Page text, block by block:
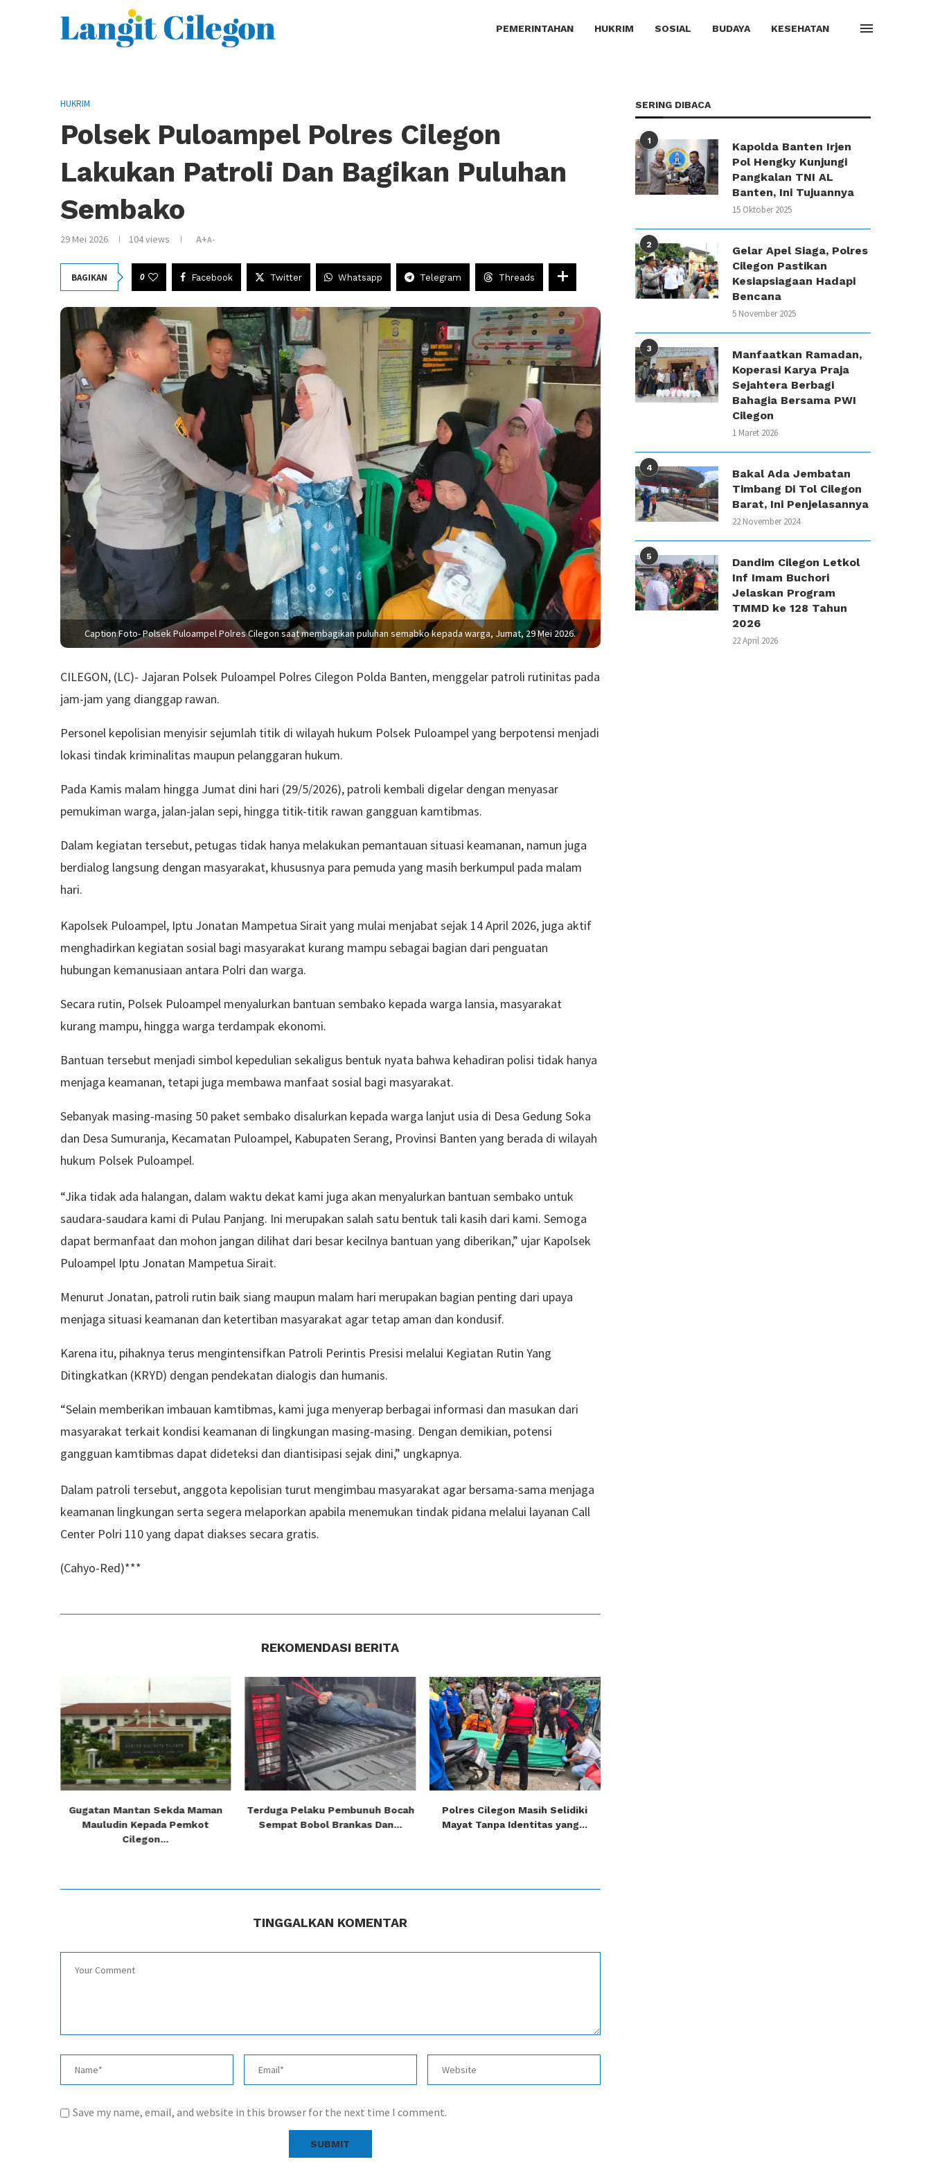
PEMERINTAHAN HUKRIM SOSIAL BUDAYA KESEHATAN
HUKRIM
Polsek Puloampel Polres Cilegon
Lakukan Patroli Dan Bagikan Puluhan
Sembako
29 Mei 2026 104views A+A-
BAGIKAN 0 Facebook Twitter Whatsapp Telegram Threads
Caption Foto- Polsek Puloampel Polres Cilegon saat membagikan puluhan semabko kepada warga, Jumat, 29 Mei 2026.
CILEGON, (LC)- Jajaran Polsek Puloampel Polres Cilegon Polda Banten, menggelar patroli rutinitas pada
jam-jam yang dianggap rawan.
Personel kepolisian menyisir sejumlah titik di wilayah hukum Polsek Puloampel yang berpotensi menjadi
lokasi tindak kriminalitas maupun pelanggaran hukum.
Pada Kamis malam hingga Jumat dini hari (29/5/2026), patroli kembali digelar dengan menyasar
pemukiman warga, jalan-jalan sepi, hingga titik-titik rawan gangguan kamtibmas.
Dalam kegiatan tersebut, petugas tidak hanya melakukan pemantauan situasi keamanan, namun juga
berdialog langsung dengan masyarakat, khususnya para pemuda yang masih berkumpul pada malam
hari.
Kapolsek Puloampel, Iptu Jonatan Mampetua Sirait yang mulai menjabat sejak 14 April 2026, juga aktif
menghadirkan kegiatan sosial bagi masyarakat kurang mampu sebagai bagian dari penguatan
hubungan kemanusiaan antara Polri dan warga.
Secara rutin, Polsek Puloampel menyalurkan bantuan sembako kepada warga lansia, masyarakat
kurang mampu, hingga warga terdampak ekonomi.
Bantuan tersebut menjadi simbol kepedulian sekaligus bentuk nyata bahwa kehadiran polisi tidak hanya
menjaga keamanan, tetapi juga membawa manfaat sosial bagi masyarakat.
Sebanyak masing-masing 50 paket sembako disalurkan kepada warga lanjut usia di Desa Gedung Soka
dan Desa Sumuranja, Kecamatan Puloampel, Kabupaten Serang, Provinsi Banten yang berada di wilayah
hukum Polsek Puloampel.
“Jika tidak ada halangan, dalam waktu dekat kami juga akan menyalurkan bantuan sembako untuk
saudara-saudara kami di Pulau Panjang. Ini merupakan salah satu bentuk tali kasih dari kami. Semoga
dapat bermanfaat dan mohon jangan dilihat dari besar kecilnya bantuan yang diberikan,” ujar Kapolsek
Puloampel Iptu Jonatan Mampetua Sirait.
Menurut Jonatan, patroli rutin baik siang maupun malam hari merupakan bagian penting dari upaya
menjaga situasi keamanan dan ketertiban masyarakat agar tetap aman dan kondusif.
Karena itu, pihaknya terus mengintensifkan Patroli Perintis Presisi melalui Kegiatan Rutin Yang
Ditingkatkan (KRYD) dengan pendekatan dialogis dan humanis.
“Selain memberikan imbauan kamtibmas, kami juga menyerap berbagai informasi dan masukan dari
masyarakat terkait kondisi keamanan di lingkungan masing-masing. Dengan demikian, potensi
gangguan kamtibmas dapat dideteksi dan diantisipasi sejak dini,” ungkapnya.
Dalam patroli tersebut, anggota kepolisian turut mengimbau masyarakat agar bersama-sama menjaga
keamanan lingkungan serta segera melaporkan apabila menemukan tindak pidana melalui layanan Call
Center Polri 110 yang dapat diakses secara gratis.
(Cahyo-Red)***
REKOMENDASI BERITA
Gugatan Mantan Sekda Maman
Mauludin Kepada Pemkot
Cilegon...
Terduga Pelaku Pembunuh Bocah
Sempat Bobol Brankas Dan...
Polres Cilegon Masih Selidiki
Mayat Tanpa Identitas yang...
TINGGALKAN KOMENTAR
Save my name, email, and website in this browser for the next time I comment.
SERING DIBACA
1
Kapolda Banten Irjen
Pol Hengky Kunjungi
Pangkalan TNI AL
Banten, Ini Tujuannya
15 Oktober 2025
2
Gelar Apel Siaga, Polres
Cilegon Pastikan
Kesiapsiagaan Hadapi
Bencana
5 November 2025
3
Manfaatkan Ramadan,
Koperasi Karya Praja
Sejahtera Berbagi
Bahagia Bersama PWI
Cilegon
1 Maret 2026
4
Bakal Ada Jembatan
Timbang Di Tol Cilegon
Barat, Ini Penjelasannya
22 November 2024
5
Dandim Cilegon Letkol
Inf Imam Buchori
Jelaskan Program
TMMD ke 128 Tahun
2026
22 April 2026